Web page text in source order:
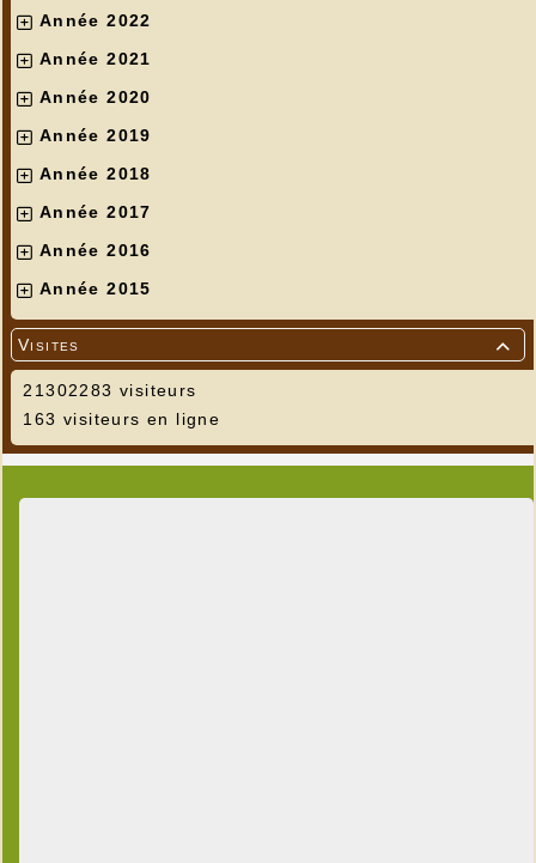
Année 2022
Année 2021
Année 2020
Année 2019
Année 2018
Année 2017
Année 2016
Année 2015

Visites
21302283 visiteurs
163 visiteurs en ligne